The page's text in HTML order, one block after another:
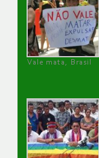
Vale mata, Brasil